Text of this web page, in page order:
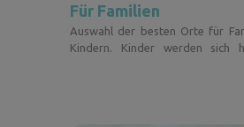
Für Familien
Auswahl der besten Orte für
Kindern. Kinder werden sich